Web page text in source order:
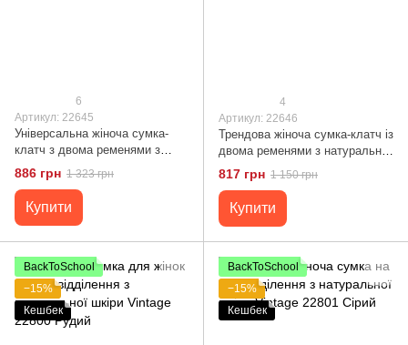
6
Артикул: 22645
Універсальна жіноча сумка-
клатч з двома ременями з
натуральної шкіри Vintage
22645 Руда
886 грн 1 323 грн
Купити
4
Артикул: 22646
Трендова жіноча сумка-клатч із
двома ременями з натуральної
шкіри Vintage 22646 Синя
817 грн 1 150 грн
Купити
BackToSchool
−15%
Кешбек
BackToSchool
−15%
Кешбек